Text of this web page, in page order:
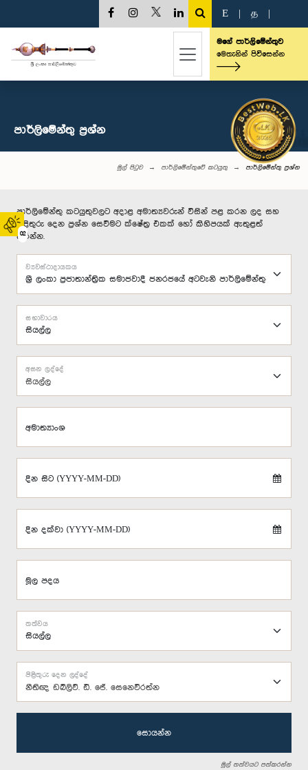
02
E த
මගේ පාර්ලිමේන්තුව
මෙතැනින් පිවිසෙන්න
පාර්ලි‌මේන්තු‌ ප්‍රශ්න
මුල් පිටුව පාර්ලිමේන්තුවේ කටයුතු පාර්ලි‌මේන්තු‌ ප්‍රශ්න
පාර්ලිමේන්තු කටයුතුවලට අදාළ අමාත්‍යවරුන් විසින් පළ කරන ලද සහ
පිළිතුරු දෙන ප්‍රශ්න සෙවීමට ක්ෂේත්‍ර එකක් හෝ කිහිපයක් ඇතුළත්
කරන්න.
ව්‍යවස්ථාදායකය
සභාවාරය
සියල්ල
අසන ලද්දේ
අමාත්‍යාංශ
දින සිට (YYYY-MM-DD)
දින දක්වා (YYYY-MM-DD)
මූල පදය
තත්වය
නීතිඥ ඩබ්ලිව්. ඩී. ජේ. සෙනෙවිරත්න
පිළිතුරු දෙන ලද්දේ
සොයන්න
මුල් තත්වයට පත්කරන්න